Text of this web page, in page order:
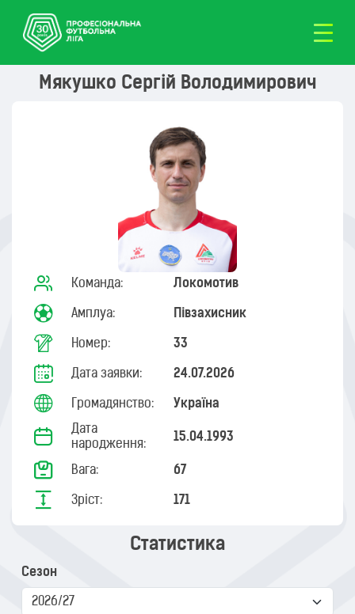
Мякушко Сергій Володимирович
Команда: Локомотив
Амплуа: Півзахисник
Номер: 33
Дата заявки: 24.07.2026
Громадянство: Україна
Дата
народження:
15.04.1993
Вага: 67
Зріст: 171
Статистика
Сезон